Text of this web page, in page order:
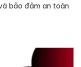
bảo đảm an toàn